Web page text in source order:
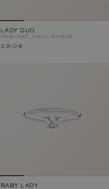
LADY DUO
OR BLANC, AIGUE-MARINE
2 910 €
BABY LADY